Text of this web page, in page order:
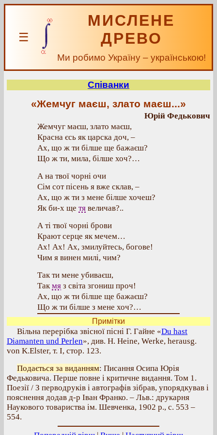
☰
МИСЛЕНЕ
ДРЕВО
Ми робимо Україну – українською!
Співанки
«Жемчуг маєш, злато маєш...»
Юрій Федькович
Жемчуг маєш, злато маєш,
Красна єсь як царска доч, –
Ах, що ж ти білше ще бажаєш?
Що ж ти, мила, білше хоч?…
А на твої чорні очи
Сім сот пісень я вже склав, –
Ах, що ж ти з мене білше хочеш?
Як би-х ще тя величав?..
А ті твої чорні брови
Крают серце як мечем…
Ах! Ах! Ах, змилуйтесь, богове!
Чим я винен милі, чим?
Так ти мене убиваєш,
Такмя з світа згониш проч!
Ах, що ж ти білше ще бажаєш?
Що ж ти білше з мене хоч?…
Примітки
Вільна перерібка звісної пісні Г. Гайне «Du hast
Diamanten und Perlen», див. Н. Heine, Werke, herausg.
von K.Elster, т. І, стор. 123.
Подається за виданням: Писання Осипа Юрія
Федьковича. Перше повне і критичне видання. Том 1.
Поезії / З перводруків і автографів зібрав, упорядкував і
пояснення додав д-р Іван Франко. – Льв.: друкарня
Наукового товариства ім. Шевченка, 1902 р., с. 553 –
554.